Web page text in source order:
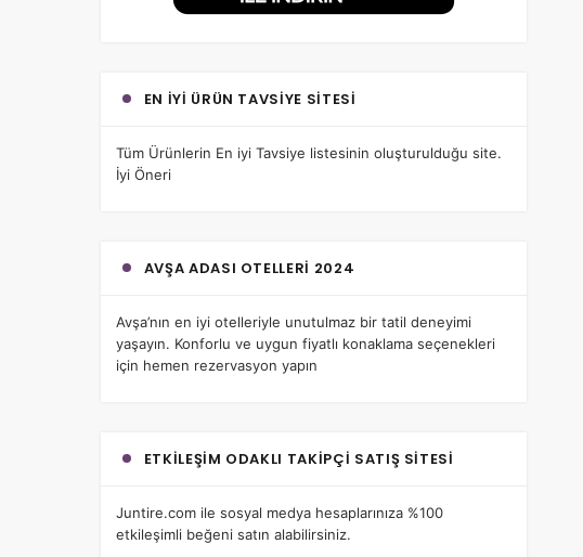
EN İYI ÜRÜN TAVSIYE SITESI
Tüm Ürünlerin En iyi Tavsiye listesinin oluşturulduğu site.
İyi Öneri
AVŞA ADASI OTELLERI 2024
Avşa’nın en iyi otelleriyle unutulmaz bir tatil deneyimi
yaşayın. Konforlu ve uygun fiyatlı konaklama seçenekleri
için hemen rezervasyon yapın
ETKILEŞIM ODAKLI TAKIPÇI SATIŞ SITESI
Juntire.comile sosyal medya hesaplarınıza %100
etkileşimli beğeni satın alabilirsiniz.